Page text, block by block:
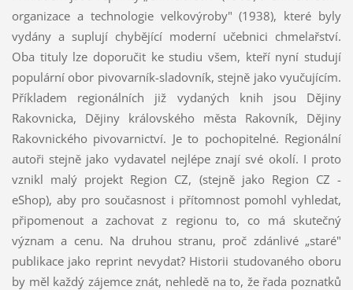
organizace a technologie velkovýroby" (1938), které byly
vydány a suplují chybějící moderní učebnici chmelařství.
Oba tituly lze doporučit ke studiu všem, kteří nyní studují
populární obor pivovarník-sladovník, stejně jako vyučujícím.
Příkladem regionálních již vydaných knih jsou Dějiny
Rakovnicka, Dějiny královského města Rakovník, Dějiny
Rakovnického pivovarnictví. Je to pochopitelné. Regionální
autoři stejně jako vydavatel nejlépe znají své okolí. I proto
vznikl malý projekt Region CZ, (stejně jako Region CZ -
eShop), aby pro současnost i přítomnost pomohl vyhledat,
připomenout a zachovat z regionu to, co má skutečný
význam a cenu. Na druhou stranu, proč zdánlivé „staré"
publikace jako reprint nevydat? Historii studovaného oboru
by měl každý zájemce znát, nehledě na to, že řada poznatků